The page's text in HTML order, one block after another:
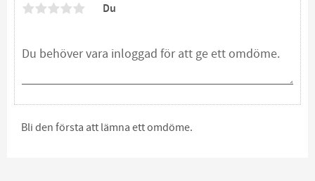
Du
Bli den första att lämna ett omdöme.